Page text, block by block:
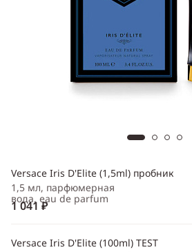
Versace Iris D'Elite (1,5ml) пробник
1,5 мл, парфюмерная
вода, eau de parfum
1 041 ₽
Versace Iris D'Elite (100ml) TEST